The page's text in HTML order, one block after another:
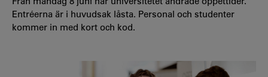
Entréerna är i huvudsak låsta. Personal och studenter
kommer in med kort och kod.